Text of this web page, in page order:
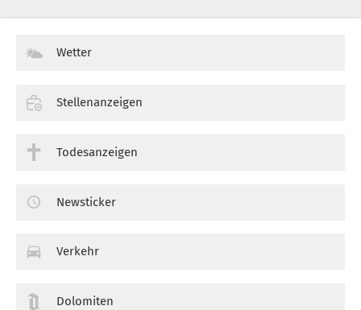
Wetter
Stellenanzeigen
Todesanzeigen
Newsticker
Verkehr
Dolomiten